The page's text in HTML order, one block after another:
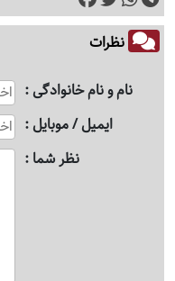
نظرات
نام و نام خانوادگی
ایمیل / موبایل
نظر شما